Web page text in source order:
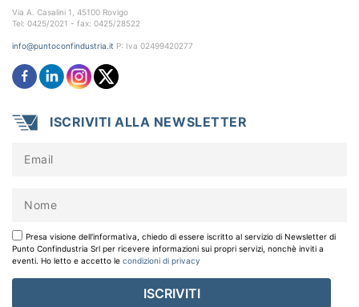
Via A. Casalini 1, 45100 Rovigo
Tel: 0425/2021 - fax: 0425/28522
info@puntoconfindustria.it P: Iva 02499420277
ISCRIVITI ALLA NEWSLETTER
Presa visione dell'informativa, chiedo di essere iscritto al servizio di Newsletter di
Punto Confindustria Srl per ricevere informazioni sui propri servizi, nonchè inviti a
eventi. Ho letto e accetto le condizioni di privacy